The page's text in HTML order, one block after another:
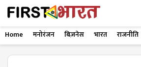
Home मनोरंजन बिज़नेस भारत राजनीति